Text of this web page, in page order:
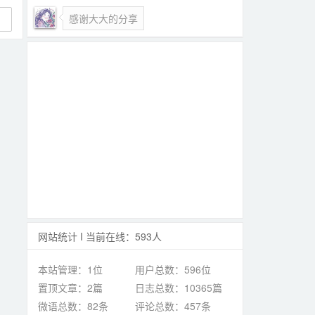
感谢大大的分享
网站统计 I 当前在线：593人
本站管理：1位
用户总数：596位
置顶文章：2篇
日志总数：10365篇
微语总数：82条
评论总数：457条